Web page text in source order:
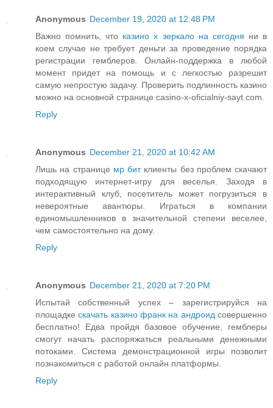
Anonymous December 19, 2020 at 12:48 PM
Важно помнить, что казино х зеркало на сегодня ни в
коем случае не требует деньги за проведение порядка
регистрации гемблеров. Онлайн-поддержка в любой
момент придет на помощь и с легкостью разрешит
самую непростую задачу. Проверить подлинность казино
можно на основной странице casino-x-oficialniy-sayt.com.
Reply
Anonymous December 21, 2020 at 10:42 AM
Лишь на странице мр битклиенты без проблем скачают
подходящую интернет-игру для веселья. Заходя в
интерактивный клуб, посетитель может погрузиться в
невероятные авантюры. Играться в компании
единомышленников в значительной степени веселее,
чем самостоятельно на дому.
Reply
Anonymous December 21, 2020 at 7:20 PM
Испытай собственный успех – зарегистрируйся на
площадкескачать казино франк на андроид совершенно
бесплатно! Едва пройдя базовое обучение, гемблеры
смогут начать распоряжаться реальными денежными
потоками. Система демонстрационной игры позволит
познакомиться с работой онлайн платформы.
Reply